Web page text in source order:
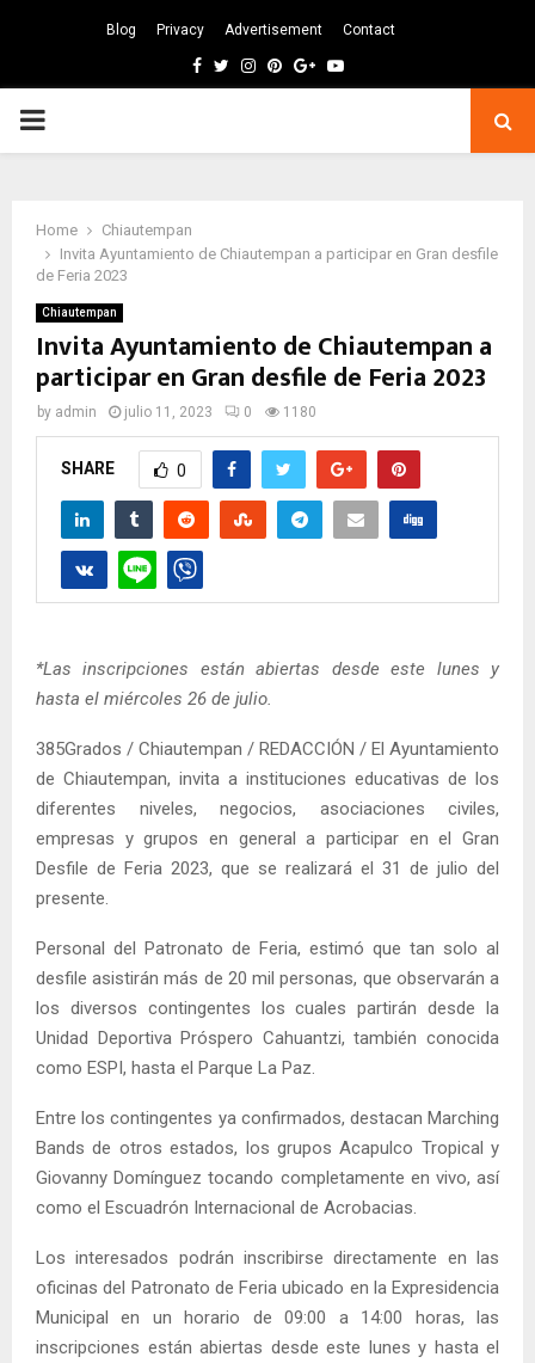
Blog Privacy Advertisement Contact
Facebook
TwitterInstagram
Pinterest
GoogleYoutube
PRIMARY
Home
Chiautempan
Invita Ayuntamiento de Chiautempan a participar en Gran desfile
de Feria 2023
Chiautempan
Invita Ayuntamiento de Chiautempan a
participar en Gran desfile de Feria 2023
by admin julio 11, 2023 0 1180
SHARE 0
*Las inscripciones están abiertas desde este lunes y
hasta el miércoles 26 de julio.
385Grados / Chiautempan / REDACCIÓN / El Ayuntamiento
de Chiautempan, invita a instituciones educativas de los
diferentes niveles, negocios, asociaciones civiles,
empresas y grupos en general a participar en el Gran
Desfile de Feria 2023, que se realizará el 31 de julio del
presente.
Personal del Patronato de Feria, estimó que tan solo al
desfile asistirán más de 20 mil personas, que observarán a
los diversos contingentes los cuales partirán desde la
Unidad Deportiva Próspero Cahuantzi, también conocida
como ESPI, hasta el Parque La Paz.
Entre los contingentes ya confirmados, destacan Marching
Bands de otros estados, los grupos Acapulco Tropical y
Giovanny Domínguez tocando completamente en vivo, así
como el Escuadrón Internacional de Acrobacias.
Los interesados podrán inscribirse directamente en las
oficinas del Patronato de Feria ubicado en la Expresidencia
Municipal en un horario de 09:00 a 14:00 horas, las
inscripciones están abiertas desde este lunes y hasta el